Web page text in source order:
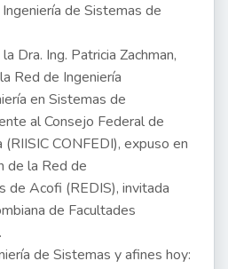
de Sistemas de
Dra. Ing. Patricia Zachman,
Red de Ingeniería
en Sistemas de
al Consejo Federal de
CONFEDI), expuso en
de la Red de
de Acofi (REDIS), invitada
de Facultades
de Sistemas y afines hoy: